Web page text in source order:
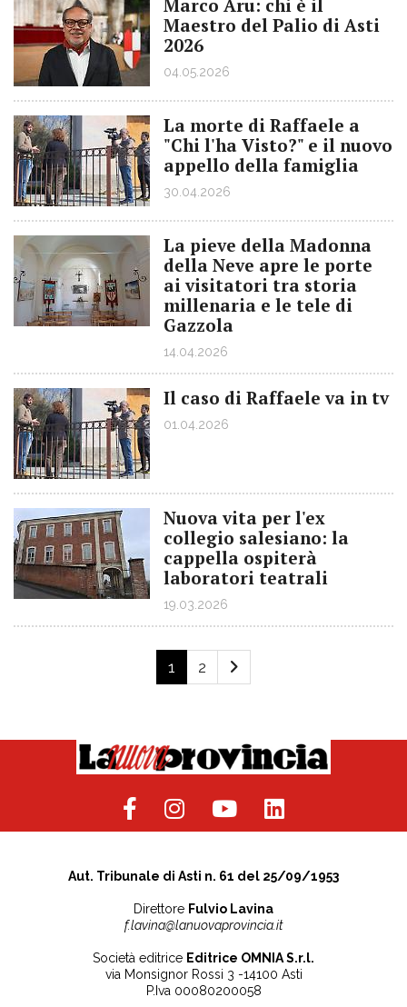
Marco Aru: chi è il
Maestro del Palio di Asti
2026
04.05.2026
La morte di Raffaele a
"Chi l'ha Visto?" e il nuovo
appello della famiglia
30.04.2026
La pieve della Madonna
della Neve apre le porte
ai visitatori tra storia
millenaria e le tele di
Gazzola
14.04.2026
Il caso di Raffaele va in tv
01.04.2026
Nuova vita per l'ex
collegio salesiano: la
cappella ospiterà
laboratori teatrali
19.03.2026
1 2
Aut. Tribunale di Asti n. 61 del 25/09/1953
Direttore Fulvio Lavina
f.lavina@lanuovaprovincia.it
Società editrice Editrice OMNIA S.r.l.
via Monsignor Rossi 3 -14100 Asti
P.Iva 00080200058